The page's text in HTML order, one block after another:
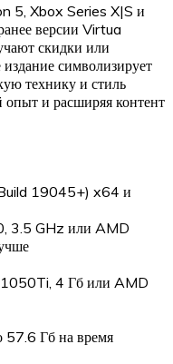
5, Xbox Series X|S и
версии Virtua
скидки или
символизирует
технику и стиль
опыт и расширяя контент
19045+) x64 и
3.5 GHz или AMD
4 Гб или AMD
57.6 Гб на время